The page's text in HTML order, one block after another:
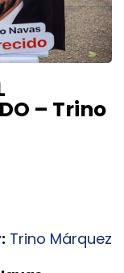
– Trino
Trino Márquez